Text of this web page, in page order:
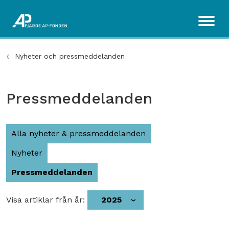
Nyheter och pressmeddelanden
Pressmeddelanden
Alla nyheter & pressmeddelanden
Nyheter
Pressmeddelanden
Visa artiklar från år: 2025